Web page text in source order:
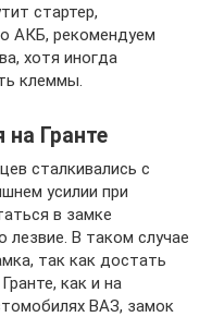
стартер,
АКБ, рекомендуем
хотя иногда
клеммы.
Гранте
сталкивались с
усилии при
в замке
лезвие. В таком случае
так как достать
как и на
ВАЗ, замок